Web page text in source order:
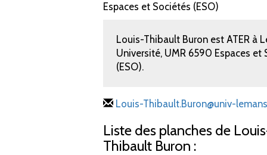
Espaces et Sociétés (ESO)
Louis-Thibault Buron est ATER à
Université, UMR 6590 Espaces et
(ESO).
Louis-Thibault.Buron@univ-
Liste des planches de
Thibault Buron :